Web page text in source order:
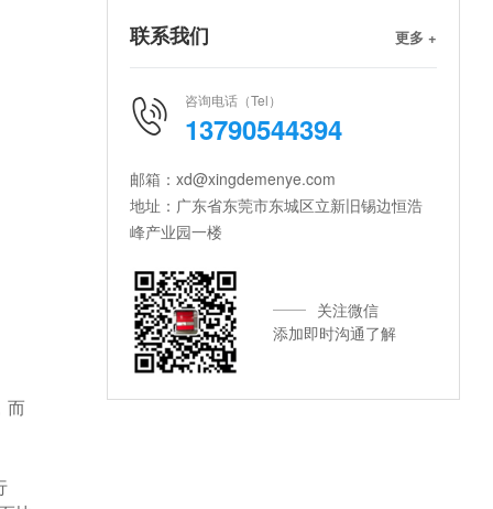
而
联系我们 更多 +
咨询电话（Tel）
13790544394
邮箱：xd@xingdemenye.com
地址：广东省东莞市东城区立新旧锡边恒浩
峰产业园一楼
关注微信
添加即时沟通了解